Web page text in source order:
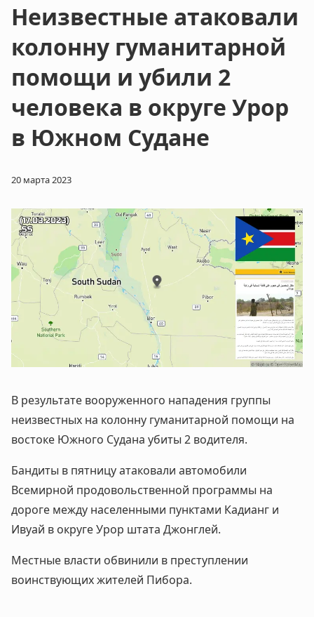
Неизвестные атаковали
колонну гуманитарной
помощи и убили 2
человека в округе Урор
в Южном Судане
20 марта 2023
В результате вооруженного нападения группы
неизвестных на колонну гуманитарной помощи на
востоке Южного Судана убиты 2 водителя.
Бандиты в пятницу атаковали автомобили
Всемирной продовольственной программы на
дороге между населенными пунктами Кадианг и
Ивуай в округе Урор штата Джонглей.
Местные власти обвинили в преступлении
воинствующих жителей Пибора.